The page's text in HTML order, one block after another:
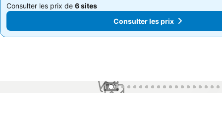
Consulter les prix de 6 sites
Consulter les prix
Consulter les prix de 6 sites
Consulter les prix
1 / 97